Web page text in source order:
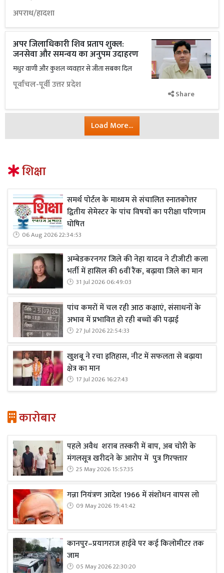
अपराध/हादशा
अपर जिलाधिकारी शिव प्रताप शुक्ल:
जनसेवा और समन्वय का अनुपम उदाहरण
मधुर वाणी और कुशल व्यवहार से जीता सबका दिल
पूर्वांचल-पूर्वी उत्तर प्रदेश
Share
Load More...
शिक्षा
समर्थ पोर्टल के माध्यम से संचालित स्नातकोत्तर
द्वितीय सेमेस्टर के पांच विषयों का परीक्षा परिणाम
घोषित
06 Aug 2026 22:34:53
अम्बेडकरनगर जिले की नेहा यादव ने टीजीटी कला
भर्ती में हासिल की 6वीं रैंक, बढ़ाया जिले का मान
31 Jul 2026 06:49:03
पांच कमरों में चल रही आठ कक्षाएं, संसाधनों के
अभाव में प्रभावित हो रही बच्चों की पढ़ाई
27 Jul 2026 22:54:33
खुशबू ने रचा इतिहास, नीट में सफलता से बढ़ाया
क्षेत्र का मान
17 Jul 2026 16:27:43
कारोबार
पहले अवैध शराब तस्करी में बाप, अब चोरी के
मंगलसूत्र खरीदने के आरोप में पुत्र गिरफ्तार
25 May 2026 15:57:35
गन्ना नियंत्रण आदेश 1966 में संशोधन वापस लो
09 May 2026 19:41:42
कानपुर–प्रयागराज हाईवे पर कई किलोमीटर तक
जाम
05 May 2026 22:30:20